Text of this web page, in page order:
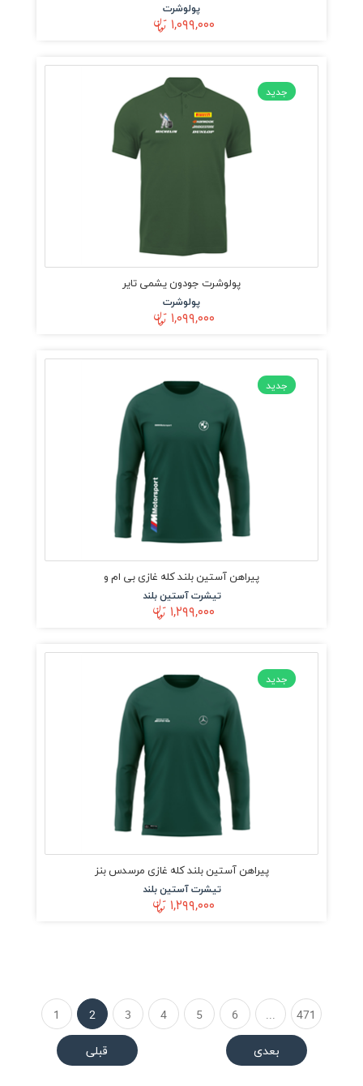
پولوشرت
۱,۰۹۹,۰۰۰
جدید
پولوشرت جودون یشمی تایر
پولوشرت
۱,۰۹۹,۰۰۰
جدید
پیراهن آستین بلند کله غازی بی ام و
تیشرت آستین بلند
۱,۲۹۹,۰۰۰
جدید
پیراهن آستین بلند کله غازی مرسدس بنز
تیشرت آستین بلند
۱,۲۹۹,۰۰۰
بعدی
1 2 3 4 5 6 471
قبلی